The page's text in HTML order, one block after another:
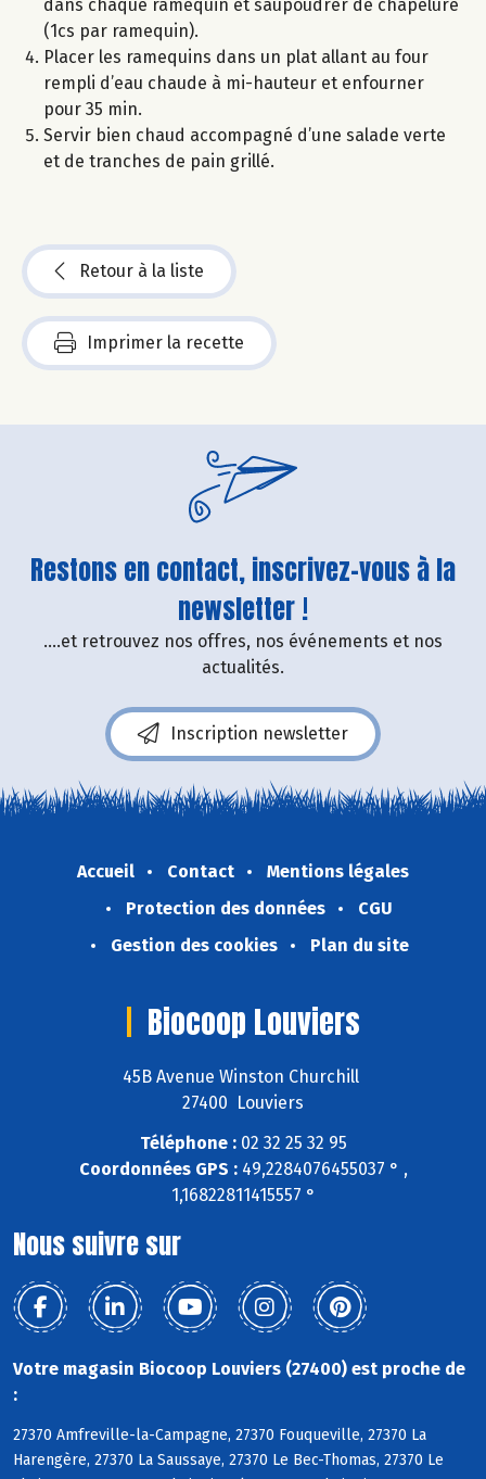
dans chaque ramequin et saupoudrer de chapelure
(1cs par ramequin).
Placer les ramequins dans un plat allant au four
rempli d’eau chaude à mi-hauteur et enfourner
pour 35 min.
Servir bien chaud accompagné d’une salade verte
et de tranches de pain grillé.
Retour à la liste
Imprimer la recette
Restons en contact, inscrivez-vous à la
newsletter !
....et retrouvez nos offres, nos événements et nos
actualités.
Inscription newsletter
Accueil Contact
Mentions légales
Protection des données
CGU
Gestion des cookies
Plan du site
Biocoop Louviers
45B Avenue Winston Churchill
27400 Louviers
Téléphone :02 32 25 32 95
Coordonnées GPS :49,2284076455037 ° ,
1,16822811415557 °
Nous suivre sur
Votre magasin Biocoop Louviers (27400) est proche de
:
27370 Amfreville-la-Campagne, 27370 Fouqueville, 27370 La
Harengère, 27370 La Saussaye, 27370 Le Bec-Thomas, 27370 Le